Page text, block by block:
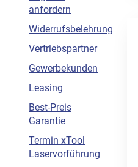
anfordern
Widerrufsbelehrung
Vertriebspartner
Gewerbekunden
Leasing
Best-Preis
Garantie
Termin xTool
Laservorführung